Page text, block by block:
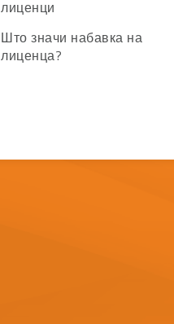
лиценци
Што значи набавка на
лиценца?